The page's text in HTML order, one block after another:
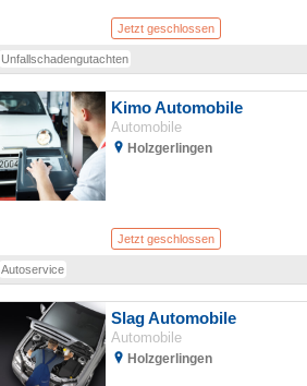
Jetzt geschlossen
Unfallschadengutachten
Kimo Automobile
Automobile
Holzgerlingen
Jetzt geschlossen
Autoservice
Slag Automobile
Automobile
Holzgerlingen